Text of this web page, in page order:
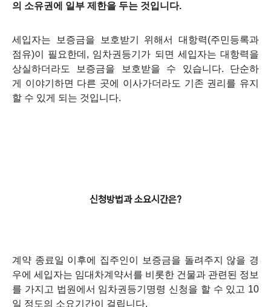
의 소유권에 일부 제한을 두는 것입니다.
세입자는 보증금을 보호받기 위해서 대항력(주민등록과
점유)이 필요한데, 임차권등기가 되면 세입자는 대항력을
상실하더라도 보증금을 보호받을 수 있습니다. 단순하
게 이야기하면 다른 곳에 이사가더라도 기존 권리를 유지
할 수 있게 되는 것입니다.
신청방법과 소요시간은?
계약 종료일 이후에 집주인이 보증금을 돌려주지 않을 경
우에 세입자는 임대차계약서를 비롯한 건물과 관련된 정보
를 가지고 법원에서 임차권등기명령 신청을 할 수 있고 10
일 정도의 소요기간이 걸립니다.